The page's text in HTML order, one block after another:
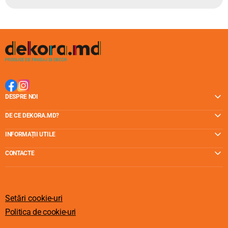
DESPRE NOI
DE CE DEKORA.MD?
INFORMAȚII UTILE
CONTACTE
Setări cookie-uri
Politica de cookie-uri